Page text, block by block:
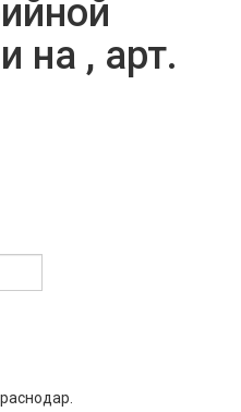
на , арт.